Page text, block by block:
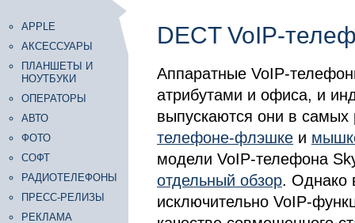
APPLE
АКСЕССУАРЫ
ПЛАНШЕТЫ И
НОУТБУКИ
ОПЕРАТОРЫ
АВТО
ФОТО
СОФТ
РАДИОТЕЛЕФОНЫ
ПРЕСС-РЕЛИЗЫ
РЕКЛАМА
DECT VoIP-
Аппаратные VoIP-
атрибутами и офиса, и
выпускаются они в
телефоне-флэшке и
модели VoIP-телефона
отдельный обзор. Однако
исключительно VoIP-